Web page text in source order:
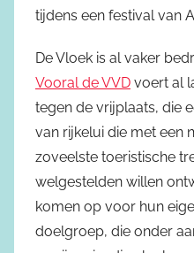
tijdens een festival van
De Vloek is al vaker
Vooral de VVD voert al
tegen de vrijplaats, die
van rijkelui die met een
zoveelste toeristische
welgestelden willen
komen op voor hun
doelgroep, die onder